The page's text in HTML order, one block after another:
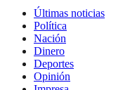
Últimas noticias
Política
Nación
Dinero
Deportes
Opinión